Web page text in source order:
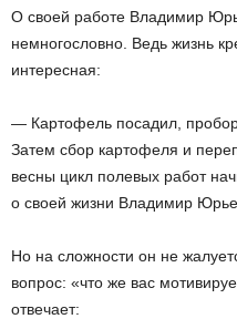
О своей работе Владимир
немногословно. Ведь жизнь
интересная:
— Картофель посадил,
Затем сбор картофеля и
весны цикл полевых работ
о своей жизни Владимир
Но на сложности он не
вопрос: «что же вас
отвечает: